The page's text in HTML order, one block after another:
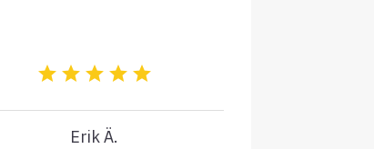
Erik Ä.